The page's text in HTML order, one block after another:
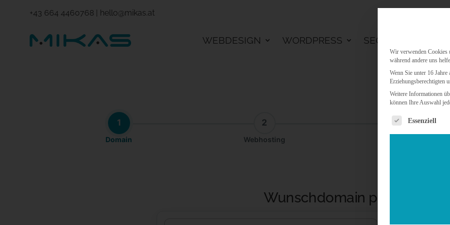
+43 664 4460768| hello@mikas.at
WEBDESIGN WORDPRESS SEO
1
Domain
2
Webhosting
3
Wunschdomain prüfen
Wir verwenden Cookies
während andere uns
Wenn Sie unter 16
Erziehungsberechtigten
Weitere Informationen
können Ihre Auswahl
Es folgt eine
Essenziell